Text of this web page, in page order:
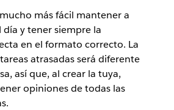
más fácil mantener a
y tener siempre la
en el formato correcto. La
atrasadas será diferente
así que, al crear la tuya,
opiniones de todas las